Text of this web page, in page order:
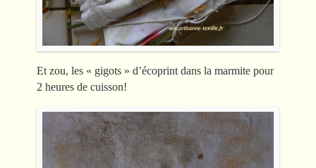
Et zou, les « gigots » d’écoprint dans la marmite pour
2 heures de cuisson!